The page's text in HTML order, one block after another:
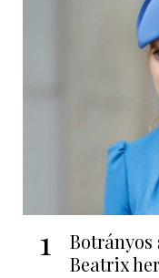
1
Botrányos
Beatrix